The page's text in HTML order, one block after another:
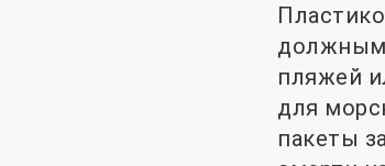
должным
пляжей
для
пакеты